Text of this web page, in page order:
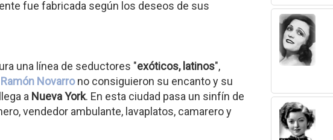
fue fabricada según los deseos de sus
una línea de seductores "exóticos, latinos",
Ramón Novarrono consiguieron su encanto y su
a Nueva York. En esta ciudad pasa un sinfín de
vendedor ambulante, lavaplatos, camarero y